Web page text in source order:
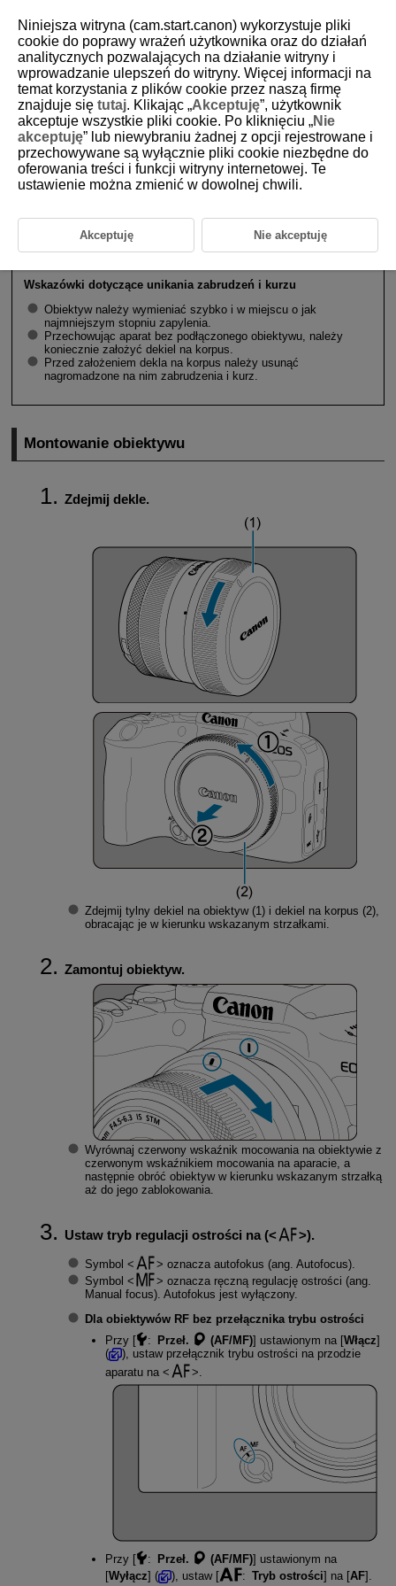
D185-017
Montowanie i odłączanie
obiektywów RF/RF-S
Montowanie obiektywu
Przestroga
Wskazówki dotyczące unikania zabrudzeń i kurzu
Obiektyw należy wymieniać szybko i w miejscu o jak
najmniejszym stopniu zapylenia.
Przechowując aparat bez podłączonego obiektywu, należy
koniecznie założyć dekiel na korpus.
Przed założeniem dekla na korpus należy usunąć
nagromadzone na nim zabrudzenia i kurz.
Montowanie obiektywu
Zdejmij dekle.
Zdejmij tylny dekiel na obiektyw (1) i dekiel na korpus (2),
obracając je w kierunku wskazanym strzałkami.
Zamontuj obiektyw.
Wyrównaj czerwony wskaźnik mocowania na obiektywie z
czerwonym wskaźnikiem mocowania na aparacie, a
następnie obróć obiektyw w kierunku wskazanym strzałką
aż do jego zablokowania.
Ustaw tryb regulacji ostrości na ( ).
Symbol
oznacza autofokus (ang. Autofocus).
Symbol
oznacza ręczną regulację ostrości (ang.
Manual focus). Autofokus jest wyłączony.
Dla obiektywów RF bez przełącznika trybu ostrości
Przy [
: Przeł. (AF/MF)] ustawionym na [Włącz]
(
), ustaw przełącznik trybu ostrości na przodzie
aparatu na
Przy [ : Przeł. (AF/MF)] ustawionym na
[Wyłącz] ( ), ustaw [ :Tryb ostrości] na [AF].
Niniejsza witryna (cam.start.canon) wykorzystuje pliki
cookie do poprawy wrażeń użytkownika oraz do działań
analitycznych pozwalających na działanie witryny i
wprowadzanie ulepszeń do witryny. Więcej informacji na
temat korzystania z plików cookie przez naszą firmę
znajduje się tutaj. Klikając „Akceptuję”, użytkownik
akceptuje wszystkie pliki cookie. Po kliknięciu „Nie
akceptuję” lub niewybraniu żadnej z opcji rejestrowane i
przechowywane są wyłącznie pliki cookie niezbędne do
oferowania treści i funkcji witryny internetowej. Te
ustawienie można zmienić w dowolnej chwili.
Akceptuję Nie akceptuję